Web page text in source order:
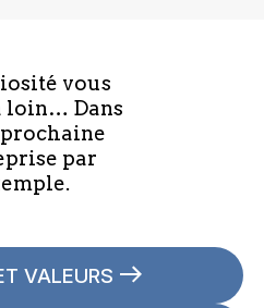
vous
loin… Dans
par
VALEURS